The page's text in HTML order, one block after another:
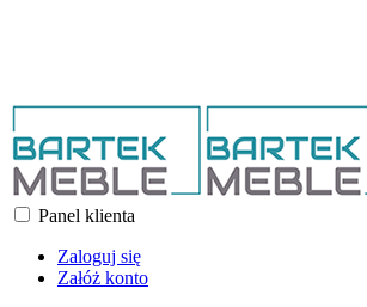
Panel klienta
Zaloguj się
Załóż konto